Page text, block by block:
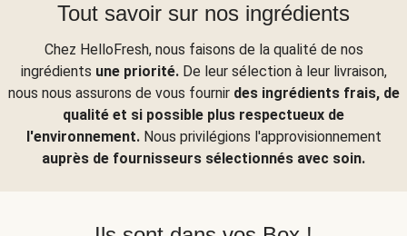
Tout savoir sur nos ingrédients
Chez HelloFresh, nous faisons de la qualité de nos
ingrédients une priorité.De leur sélection à leur livraison,
nous nous assurons de vous fournir des ingrédients frais, de
qualité et si possible plus respectueux de
l'environnement.Nous privilégions l'approvisionnement
auprès de fournisseurs sélectionnés avec soin.